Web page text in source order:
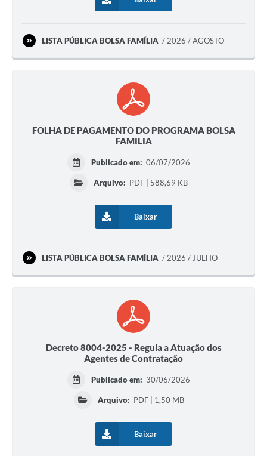
LISTA PÚBLICA BOLSA FAMÍLIA 2026 / AGOSTO
FOLHA DE PAGAMENTO DO PROGRAMA BOLSA
FAMILIA
Publicado em: 06/07/2026
Arquivo: PDF | 588,69 KB
Baixar
LISTA PÚBLICA BOLSA FAMÍLIA 2026 / JULHO
Decreto 8004-2025 - Regula a Atuação dos
Agentes de Contratação
Publicado em: 30/06/2026
Arquivo: PDF | 1,50 MB
Baixar